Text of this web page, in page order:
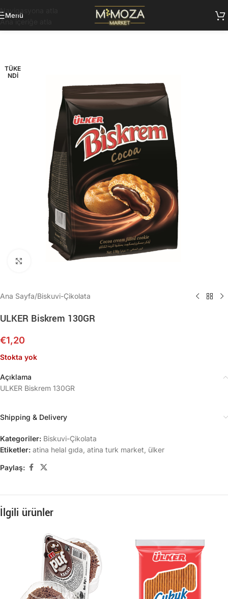
Navigasyona atla
Ana içeriğe atla
Menü
TÜKE
NDI
Büyütmek için tıklayın
Ana Sayfa/Biskuvi-Çikolata
ULKER Biskrem 130GR
€1,20
Stokta yok
Açıklama
ULKER Biskrem 130GR
Shipping & Delivery
Kategoriler: Biskuvi-Çikolata
Etiketler: atina helal gıda atina turk market ülker
Paylaş:
İlgili ürünler